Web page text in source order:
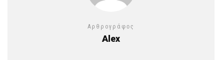
Αρθρογράφος
Alex